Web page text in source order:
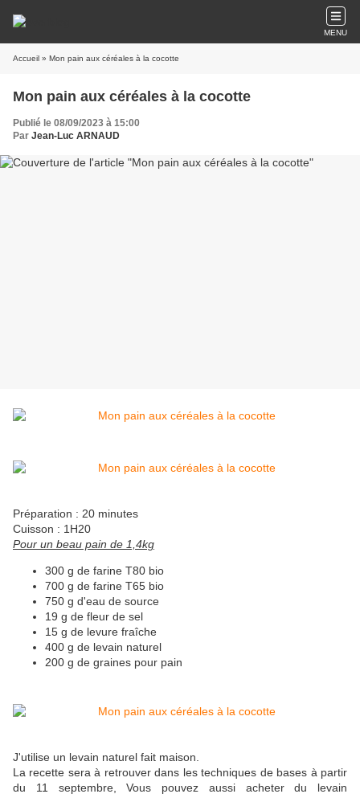
MENU
Accueil » Mon pain aux céréales à la cocotte
Mon pain aux céréales à la cocotte
Publié le 08/09/2023 à 15:00
Par Jean-Luc ARNAUD
Préparation : 20 minutes
Cuisson : 1H20
Pour un beau pain de 1,4kg
300 g de farine T80 bio
700 g de farine T65 bio
750 g d'eau de source
19 g de fleur de sel
15 g de levure fraîche
400 g de levain naturel
200 g de graines pour pain
J'utilise un levain naturel fait maison.
La recette sera à retrouver dans les techniques de bases à partir
du 11 septembre, Vous pouvez aussi acheter du levain